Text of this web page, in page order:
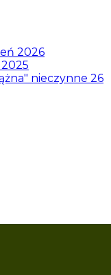
2026
nieczynne 26